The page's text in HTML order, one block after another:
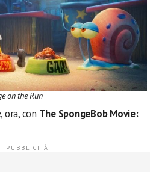
on the Run
ora, con The SpongeBob Movie: